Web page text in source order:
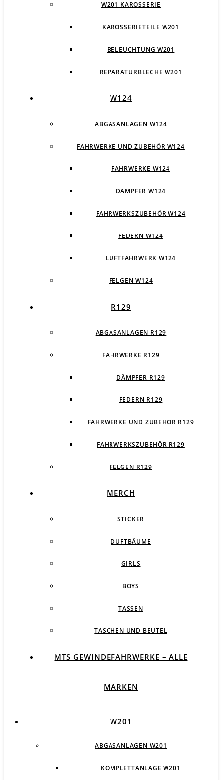
W201 KAROSSERIE
KAROSSERIETEILE W201
BELEUCHTUNG W201
REPARATURBLECHE W201
W124
ABGASANLAGEN W124
FAHRWERKE UND ZUBEHÖR W124
FAHRWERKE W124
DÄMPFER W124
FAHRWERKSZUBEHÖR W124
FEDERN W124
LUFTFAHRWERK W124
FELGEN W124
R129
ABGASANLAGEN R129
FAHRWERKE R129
DÄMPFER R129
FEDERN R129
FAHRWERKE UND ZUBEHÖR R129
FAHRWERKSZUBEHÖR R129
FELGEN R129
MERCH
STICKER
DUFTBÄUME
GIRLS
BOYS
TASSEN
TASCHEN UND BEUTEL
MTS GEWINDEFAHRWERKE – ALLE
MARKEN
W201
ABGASANLAGEN W201
KOMPLETTANLAGE W201